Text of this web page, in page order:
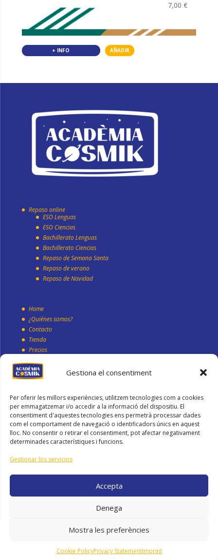
Gestiona el consentiment
Per oferir les millors experiències, utilitzem tecnologies com a cookies
per emmagatzemar i/o accedir a la informació del dispositiu. El
consentiment d'aquestes tecnologies ens permetrà processar dades
com el comportament de navegació o identificadors únics en aquest
lloc. No consentir o retirar el consentiment, pot afectar negativament
determinades característiques i funcions.
Gestionar los servicios
Accepta
Denega
Mostra les preferències
Cookie PolicyPrivacy StatementImprint
7,00€
+ INFO AÑADIR
Repaso online
ESO Lenguas
ESO Ciencias
Bachillerato Lenguas
Bachillerato Ciencias
Repaso de Semana Santa
Repaso de verano
Repaso de Navidad
Home
¿Quiénes somos?
Contacto
Tienda
Precios
Blog
Política de cookies
Política de Privacidad
Aviso Legal
648 214 313
Web dissenyada perOlalon
¿Alguna duda? ¡Pregúntame!